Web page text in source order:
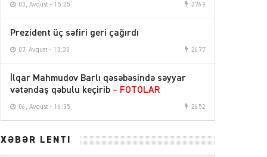
03, Avqust - 15:25 2769
Prezident üç səfiri geri çağırdı
07, Avqust - 13:30 2677
İlqar Mahmudov Barlı qəsəbəsində səyyar
vətəndaş qəbulu keçirib – FOTOLAR
06, Avqust - 16:35 2652
XƏBƏR LENTİ